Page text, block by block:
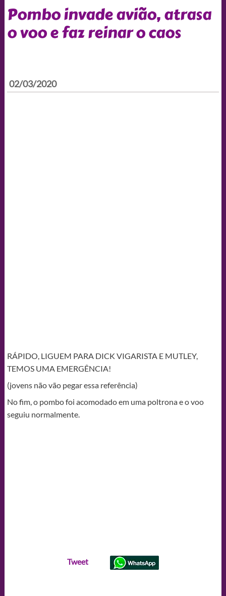
Pombo invade avião, atrasa
o voo e faz reinar o caos
02/03/2020
RÁPIDO, LIGUEM PARA DICK VIGARISTA E MUTLEY,
TEMOS UMA EMERGÊNCIA!
(jovens não vão pegar essa referência)
No fim, o pombo foi acomodado em uma poltrona e o voo
seguiu normalmente.
Tweet